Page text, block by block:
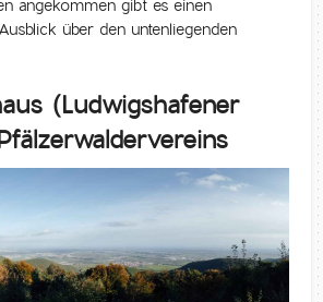
angekommen gibt es einen
über den untenliegenden
(Ludwigshafener